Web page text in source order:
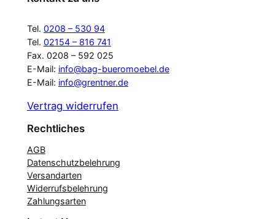
Tel. 0208 – 530 94
Tel. 02154 – 816 741
Fax. 0208 – 592 025
E-Mail: info@bag-bueromoebel.de
E-Mail: info@grentner.de
Vertrag widerrufen
Rechtliches
AGB
Datenschutzbelehrung
Versandarten
Widerrufsbelehrung
Zahlungsarten